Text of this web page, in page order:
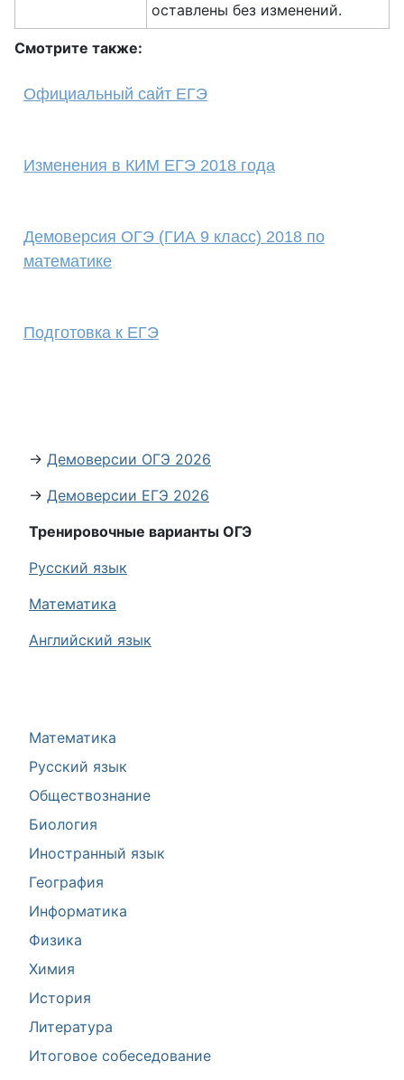
Математика
Русский язык
Обществознание
Биология
Иностранный язык
География
Информатика
Физика
Химия
История
Литература
Итоговое собеседование
оставлены без изменений.
Смотрите также:
Официальный сайт ЕГЭ
Изменения в КИМ ЕГЭ 2018 года
Демоверсия ОГЭ (ГИА 9 класс) 2018 по
математике
Подготовка к ЕГЭ
→ Демоверсии ОГЭ 2026
→ Демоверсии ЕГЭ 2026
Тренировочные варианты ОГЭ
Русский язык
Математика
Английский язык